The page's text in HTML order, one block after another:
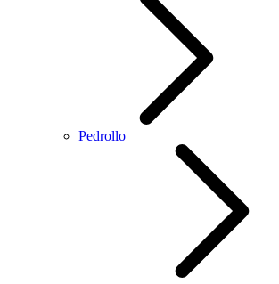
Pedrollo